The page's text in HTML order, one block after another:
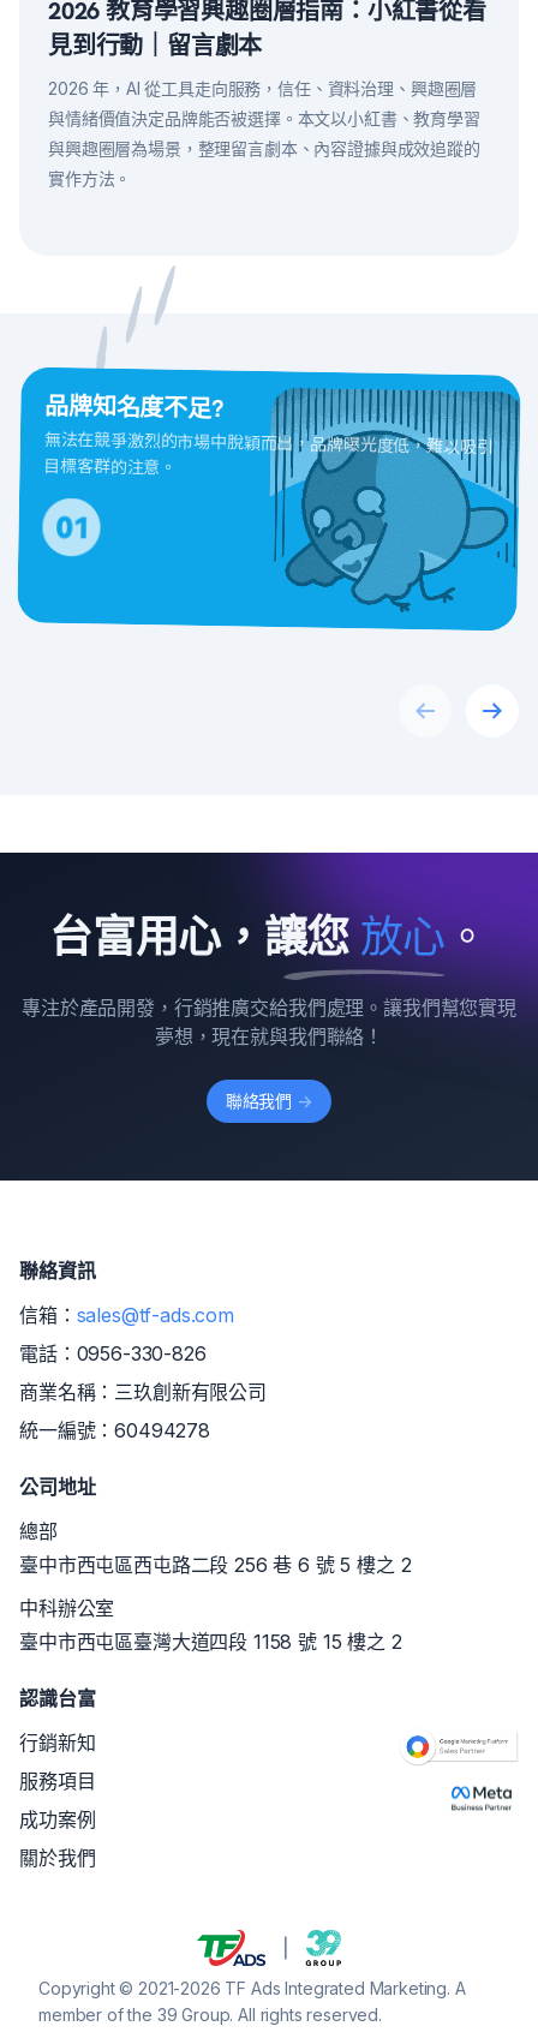
2026 教育學習興趣圈層指南：小紅書從看
見到行動｜留言劇本
2026 年，AI 從工具走向服務，信任、資料治理、興趣圈層
與情緒價值決定品牌能否被選擇。本文以小紅書、教育學習
與興趣圈層為場景，整理留言劇本、內容證據與成效追蹤的
實作方法。
品牌知名度不足?
無法在競爭激烈的市場中脫穎而出，品牌曝光度低，難以吸引
目標客群的注意。
PreviousNext
台富用心，讓您放心。
專注於產品開發，行銷推廣交給我們處理。讓我們幫您實現
夢想，現在就與我們聯絡！
聯絡我們 ->
聯絡資訊
信箱： sales@tf-ads.com
電話： 0956-330-826
商業名稱：三玖創新有限公司
統一編號：60494278
公司地址
總部
臺中市西屯區西屯路二段 256 巷 6 號 5 樓之 2
中科辦公室
臺中市西屯區臺灣大道四段 1158 號 15 樓之 2
認識台富
行銷新知
服務項目
成功案例
關於我們
Copyright © 2021-2026 TF Ads Integrated Marketing. A
member of the 39 Group. All rights reserved.